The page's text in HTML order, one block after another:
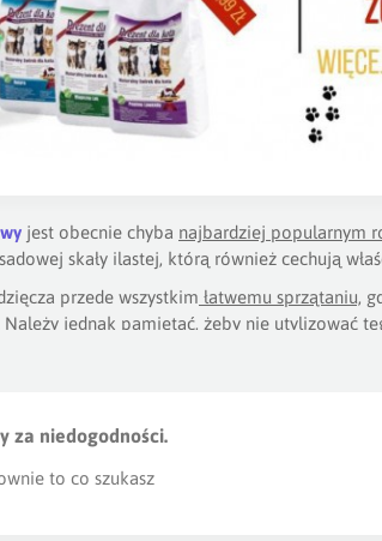
jest obecnie chyba najbardziej popularnym
skały ilastej, którą również cechują
przede wszystkim łatwemu sprzątaniu,
Należy jednak pamiętać, żeby nie utylizować
kuwetę umieścimy w łazience, musimy liczyć
bentonitowego
składników odżywczych, zjadają taki
za niedogodności.
to co szukasz